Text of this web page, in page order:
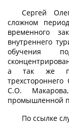
Сергей
сложном
временного
внутреннего
обучения
а так же
С.О.
промышленной
По ссылке